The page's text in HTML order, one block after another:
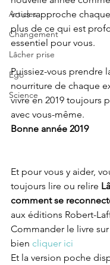
Articles
Changement
Lâcher prise
Ego
Science
vous rapproche
plus de ce qui est
essentiel pour vous.
Puissiez-vous prendre
nourriture de chaque
vivre en 2019 toujours
avec vous-même.
Bonne année 2019
Et pour vous y aider,
toujours lire ou relire
comment se
aux éditions Robert-
Commander le livre sur
bien cliquer ici
Et la version poche